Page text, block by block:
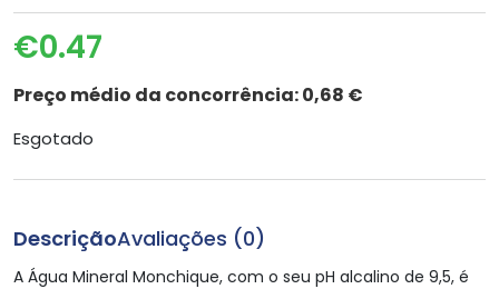
€0.47
Preço médio da concorrência:0,68 €
Esgotado
DescriçãoAvaliações (0)
A Água Mineral Monchique, com o seu pH alcalino de 9,5, é